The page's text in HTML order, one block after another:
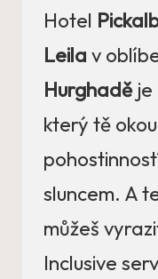
Hotel
Leila v
Hurghaděje
který tě
sluncem. A
můžeš
Inclusive